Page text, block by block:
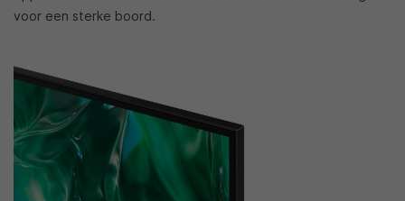
voor een sterke boord.